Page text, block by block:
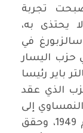
تجربة
يحتذى به،
في
حزب اليسار
باير رئيسا
الذي عقد
إلى
برلمان الولاية بعد ان غادره في عام 1949، وحقق